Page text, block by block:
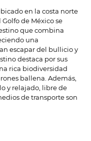
en la costa norte
de México se
que combina
una
escapar del bullicio y
destaca por sus
rica biodiversidad
ballena. Además,
y relajado, libre de
de transporte son